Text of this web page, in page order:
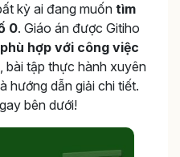
kỳ ai đang muốn tìm
0. Giáo án được Gitiho
phù hợp với công việc
bài tập thực hành xuyên
hướng dẫn giải chi tiết.
bên dưới!